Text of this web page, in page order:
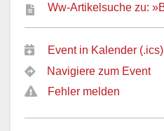
Ww-Artikelsuche zu:
Event in Kalender
Navigiere zum Event
Fehler melden